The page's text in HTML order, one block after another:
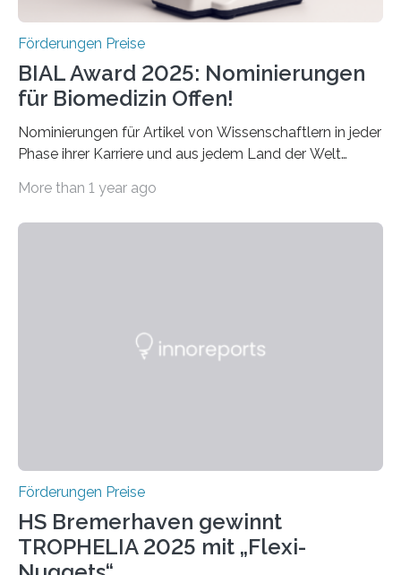
Förderungen Preise
BIAL Award 2025: Nominierungen
für Biomedizin Offen!
Nominierungen für Artikel von Wissenschaftlern in jeder
Phase ihrer Karriere und aus jedem Land der Welt
Leben gerufen, um die bemerkenswertesten
Foundation, des BIAL Award in Biomedicine ist in
More than 1 year ago
Förderungen Preise
HS Bremerhaven gewinnt
TROPHELIA 2025 mit „Flexi-